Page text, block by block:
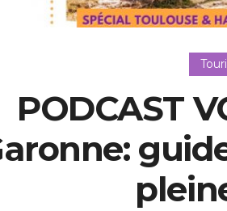
PODCAST